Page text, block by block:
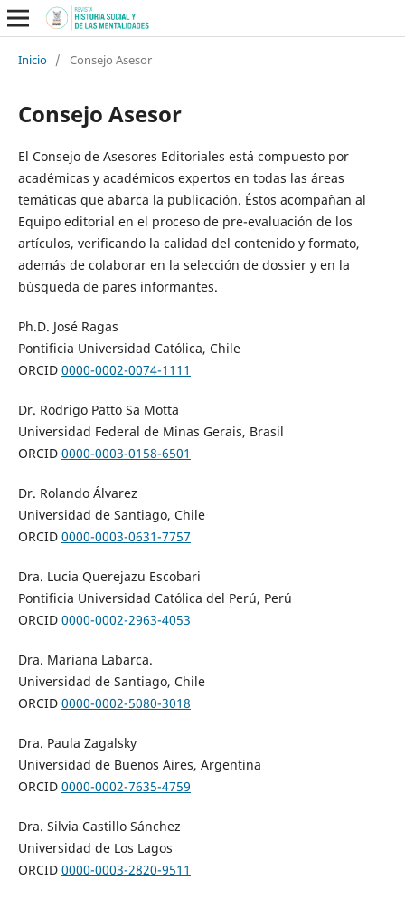
Inicio / Consejo Asesor
Consejo Asesor
El Consejo de Asesores Editoriales está compuesto por
académicas y académicos expertos en todas las áreas
temáticas que abarca la publicación. Éstos acompañan al
Equipo editorial en el proceso de pre-evaluación de los
artículos, verificando la calidad del contenido y formato,
además de colaborar en la selección de dossier y en la
búsqueda de pares informantes.
Ph.D. José Ragas
Pontificia Universidad Católica, Chile
ORCID 0000-0002-0074-1111
Dr. Rodrigo Patto Sa Motta
Universidad Federal de Minas Gerais, Brasil
ORCID 0000-0003-0158-6501
Dr. Rolando Álvarez
Universidad de Santiago, Chile
ORCID 0000-0003-0631-7757
Dra. Lucia Querejazu Escobari
Pontificia Universidad Católica del Perú, Perú
ORCID 0000-0002-2963-4053
Dra. Mariana Labarca.
Universidad de Santiago, Chile
ORCID 0000-0002-5080-3018
Dra. Paula Zagalsky
Universidad de Buenos Aires, Argentina
ORCID 0000-0002-7635-4759
Dra. Silvia Castillo Sánchez
Universidad de Los Lagos
ORCID 0000-0003-2820-9511